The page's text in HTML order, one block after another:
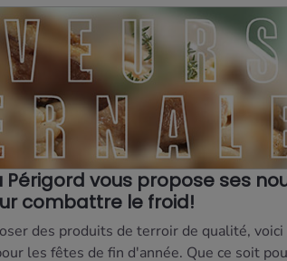
Périgord vous propose ses
combattre le froid!
des produits de terroir de qualité,
les fêtes de fin d'année. Que ce soit